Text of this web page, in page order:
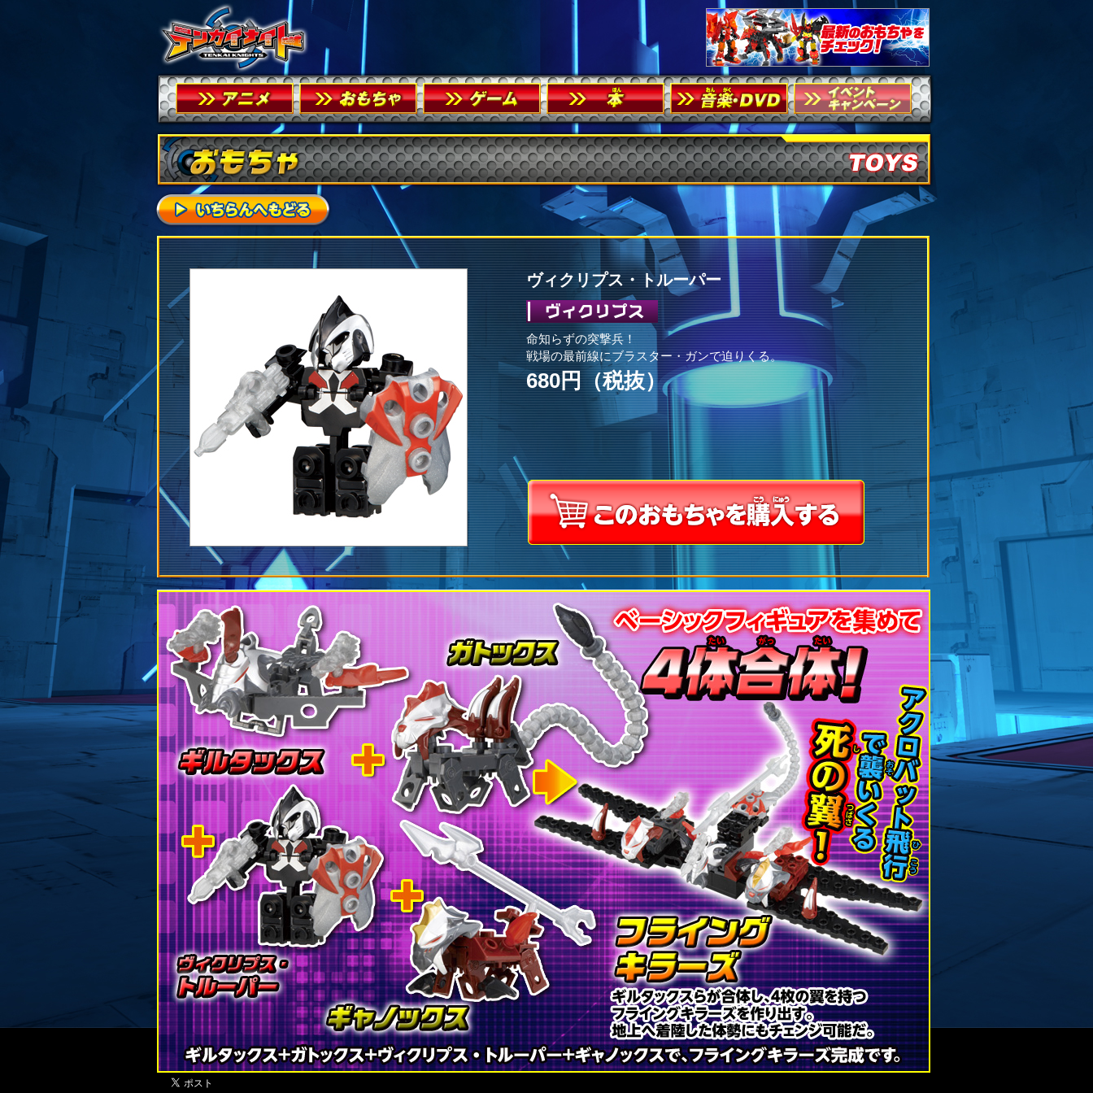
ヴィクリプス・トルーパー
命知らずの突撃兵！
戦場の最前線にブラスター・ガンで迫りくる。
680円（税抜）